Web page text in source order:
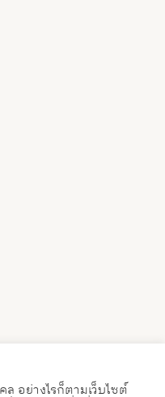
ของเราทาง Facebook
อย่างไรก็ตามเว็บไซต์